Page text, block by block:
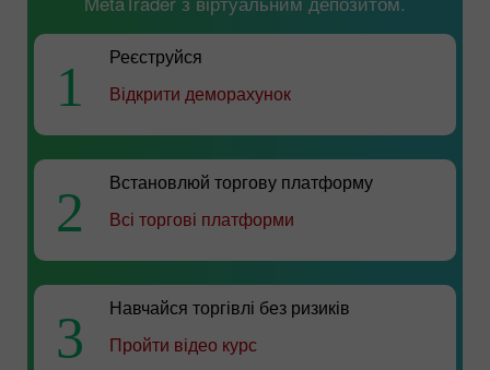
1
Реєструйся
Відкрити деморахунок
2
Встановлюй торгову платформу
Всі торгові платформи
3
Навчайся торгівлі без ризиків
Пройти відео курс